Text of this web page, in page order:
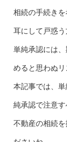
相続の手続き
耳にして戸惑う
単純承認には
めると思わぬリ
本記事では、
純承認で注意す
不動産の相続